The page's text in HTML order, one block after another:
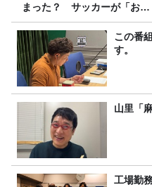
まった？ サッカーが「お
金」に変わる仕組み
この番
す。
山里「
工場勤